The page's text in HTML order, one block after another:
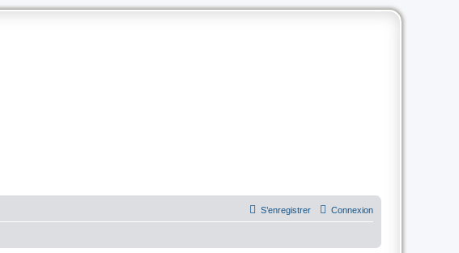
Connexion
S’enregistrer